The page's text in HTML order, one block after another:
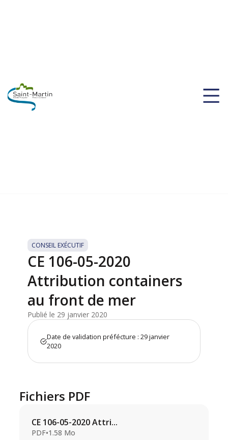
CONSEIL EXÉCUTIF
CE 106-05-2020
Attribution containers
au front de mer
Publié le 29 janvier 2020
Date de validation préfécture : 29 janvier
2020
Fichiers PDF
CE 106-05-2020 Attri...
PDF•1.58 Mo